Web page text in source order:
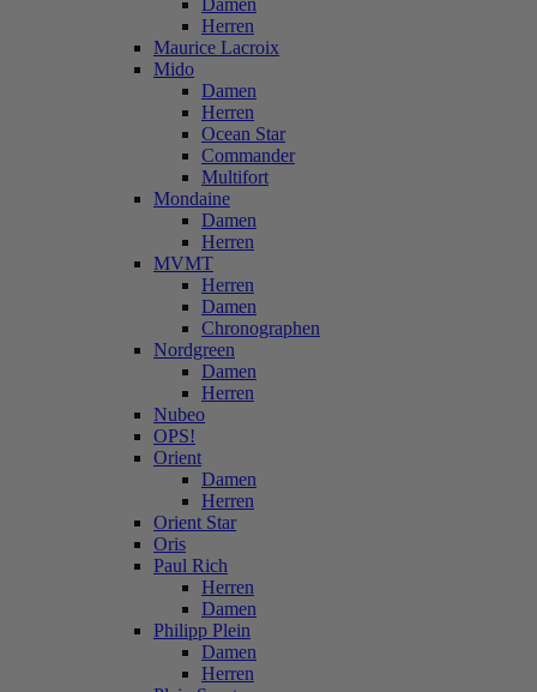
Damen
Herren
Maurice Lacroix
Mido
Damen
Herren
Ocean Star
Commander
Multifort
Mondaine
Damen
Herren
MVMT
Herren
Damen
Chronographen
Nordgreen
Damen
Herren
Nubeo
OPS!
Orient
Damen
Herren
Orient Star
Oris
Paul Rich
Herren
Damen
Philipp Plein
Damen
Herren